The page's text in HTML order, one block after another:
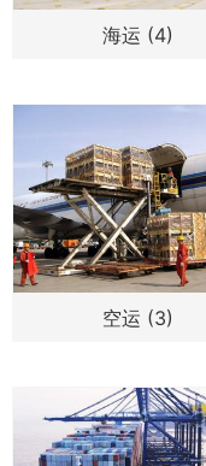
海运 (4)
空运 (3)